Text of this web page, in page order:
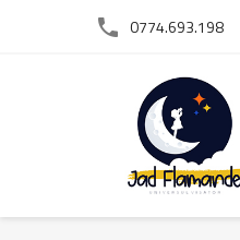
phone 0774.693.198